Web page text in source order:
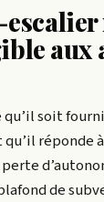
aux
qu’il soit
réponde
de